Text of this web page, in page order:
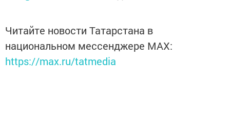
Читайте новости Татарстана в
национальном мессенджере MАХ:
https://max.ru/tatmedia